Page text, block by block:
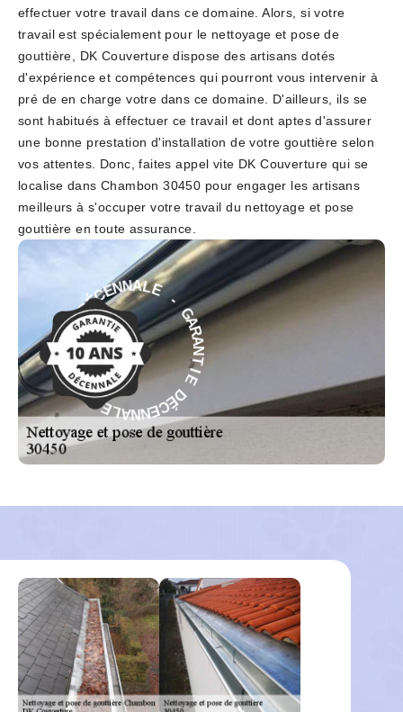
effectuer votre travail dans ce domaine. Alors, si votre
travail est spécialement pour le nettoyage et pose de
gouttière, DK Couverture dispose des artisans dotés
d'expérience et compétences qui pourront vous intervenir à
pré de en charge votre dans ce domaine. D'ailleurs, ils se
sont habitués à effectuer ce travail et dont aptes d'assurer
une bonne prestation d'installation de votre gouttière selon
vos attentes. Donc, faites appel vite DK Couverture qui se
localise dans Chambon 30450 pour engager les artisans
meilleurs à s'occuper votre travail du nettoyage et pose
gouttière en toute assurance.
G
A
R
A
N
T
I
E
D
É
C
E
N
NALE - GAR
A
N
T
I
E
D
É
C
E
N
N
A
L
E
-